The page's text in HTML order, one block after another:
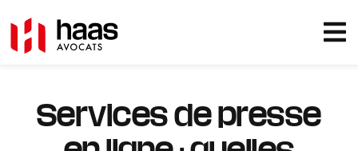
Services de presse